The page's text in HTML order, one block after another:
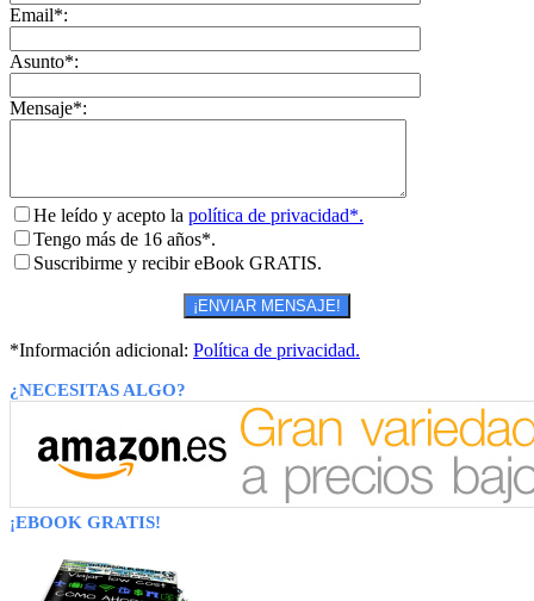
Email*:
Asunto*:
Mensaje*:
He leído y acepto la política de privacidad*.
Tengo más de 16 años*.
Suscribirme y recibir eBook GRATIS.
*Información adicional: Política de privacidad.
¿NECESITAS ALGO?
¡EBOOK GRATIS!